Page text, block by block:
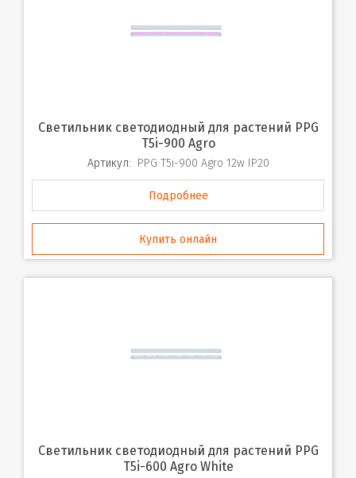
Светильник светодиодный для растений PPG
T5i-900 Agro
Артикул: PPG T5i-900 Agro 12w IP20
Подробнее
Купить онлайн
Светильник светодиодный для растений PPG
T5i-600 Agro White